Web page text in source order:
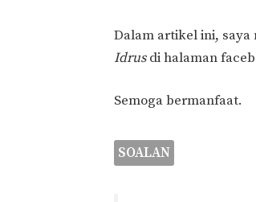
Dalam artikel ini,
Idrusdi halaman
Semoga bermanfaat.
SOALAN